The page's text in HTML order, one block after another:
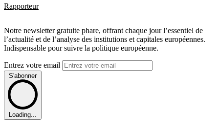
Rapporteur
Notre newsletter gratuite phare, offrant chaque jour l’essentiel de
l’actualité et de l’analyse des institutions et capitales européennes.
Indispensable pour suivre la politique européenne.
Entrez votre email
S'abonner
Loading...